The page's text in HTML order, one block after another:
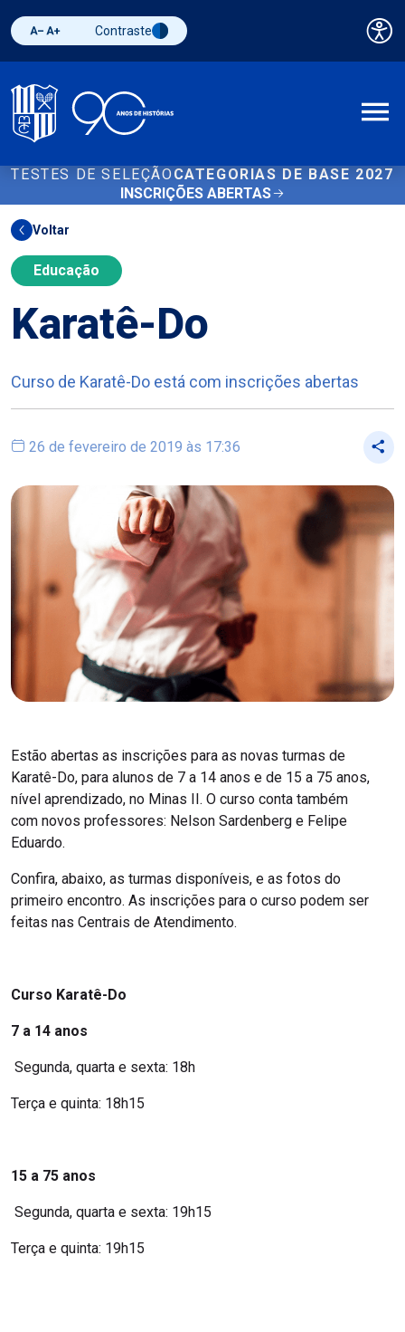
Diminuir fonte
Aumentar fonteAlternar contraste
Contraste
TESTES DE SELEÇÃO CATEGORIAS DE BASE 2027
INSCRIÇÕES ABERTAS
Voltar
Educação
Karatê-Do
Curso de Karatê-Do está com inscrições abertas
26 de fevereiro de 2019 às 17:36
Estão abertas as inscrições para as novas turmas de
Karatê-Do, para alunos de 7 a 14 anos e de 15 a 75 anos,
nível aprendizado, no Minas II. O curso conta também
com novos professores: Nelson Sardenberg e Felipe
Eduardo.
Confira, abaixo, as turmas disponíveis, e as fotos do
primeiro encontro. As inscrições para o curso podem ser
feitas nas Centrais de Atendimento.
Curso Karatê-Do
7 a 14 anos
Segunda, quarta e sexta: 18h
Terça e quinta: 18h15
15 a 75 anos
Segunda, quarta e sexta: 19h15
Terça e quinta: 19h15